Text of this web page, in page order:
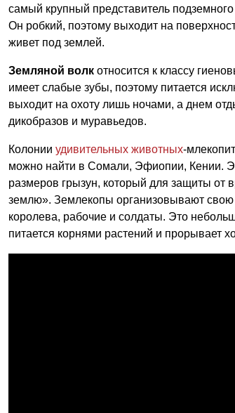
самый крупный представитель
Он робкий, поэтому выходит на
живет под землей.
Земляной волк относится к классу
имеет слабые зубы, поэтому питается
выходит на охоту лишь ночами, а днем
дикобразов и муравьедов.
Колонии удивительных животных-
можно найти в Сомали, Эфиопии, Кении.
размеров грызун, который для защиты от
землю». Землекопы организовывают свою
королева, рабочие и солдаты. Это
питается корнями растений и